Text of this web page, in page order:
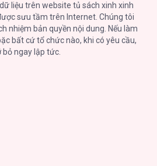
Sướng Trong Tù
Là Con Anh
liệu trên website tủ sách xinh xinh
sưu tầm trên Internet. Chúng tôi
nhiệm bản quyền nội dung. Nếu làm
bất cứ tổ chức nào, khi có yêu cầu,
bỏ ngay lập tức.